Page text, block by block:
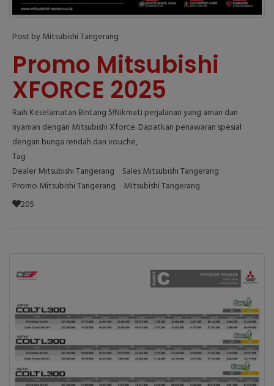
Post by Mitsubishi Tangerang
Promo Mitsubishi
XFORCE 2025
Raih Keselamatan Bintang 5!Nikmati perjalanan yang aman dan
nyaman dengan Mitsubishi Xforce. Dapatkan penawaran spesial
dengan bunga rendah dan vouche,
Tag
Dealer Mitsubishi Tangerang
Sales Mitsubishi Tangerang
Promo Mitsubishi Tangerang
Mitsubishi Tangerang
205